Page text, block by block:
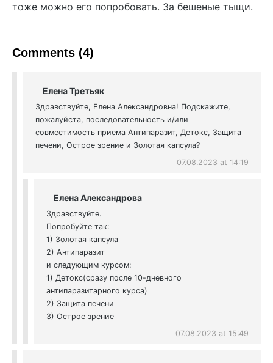
тоже можно его попробовать. За бешеные тыщи.
Comments (4)
Елена Третьяк
Здравствуйте, Елена Александровна! Подскажите,
пожалуйста, последовательность и/или
совместимость приема Антипаразит, Детокс, Защита
печени, Острое зрение и Золотая капсула?
07.08.2023 at 14:19
Елена Александрова
Здравствуйте.
Попробуйте так:
1) Золотая капсула
2) Антипаразит
и следующим курсом:
1) Детокс(сразу после 10-дневного
антипаразитарного курса)
2) Защита печени
3) Острое зрение
07.08.2023 at 15:49